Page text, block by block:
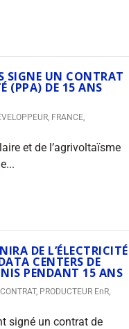
SIGNE UN CONTRAT
(PPA) DE 15 ANS
, FRANCE,
et de l’agrivoltaïsme
DE L’ÉLECTRICITÉ
CENTERS DE
PENDANT 15 ANS
CONTRAT, PRODUCTEUR EnR,
signé un contrat de